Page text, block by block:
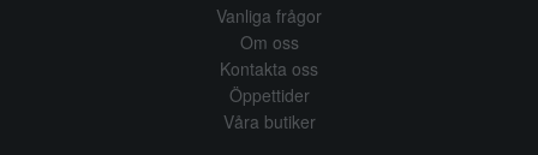
Vanliga frågor
Om oss
Kontakta oss
Öppettider
Våra butiker